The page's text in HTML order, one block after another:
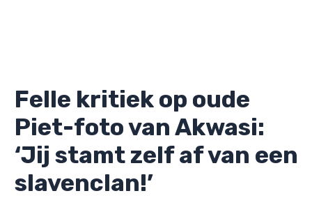
Felle kritiek op oude
Piet-foto van Akwasi:
‘Jij stamt zelf af van een
slavenclan!’